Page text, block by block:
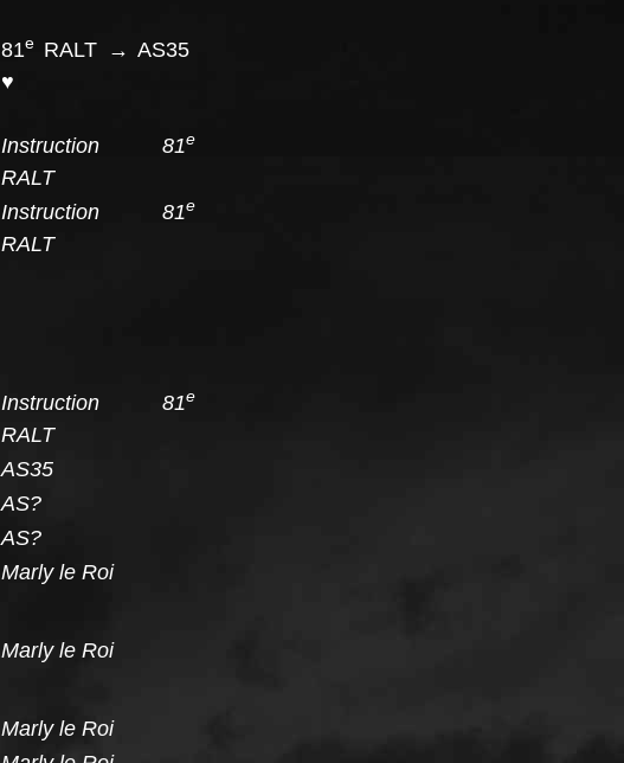
81e RALT → AS35
♥
Instruction 81e
RALT
Instruction 81e
RALT
Instruction 81e
RALT
AS35
AS?
AS?
Marly le Roi
Marly le Roi
Marly le Roi